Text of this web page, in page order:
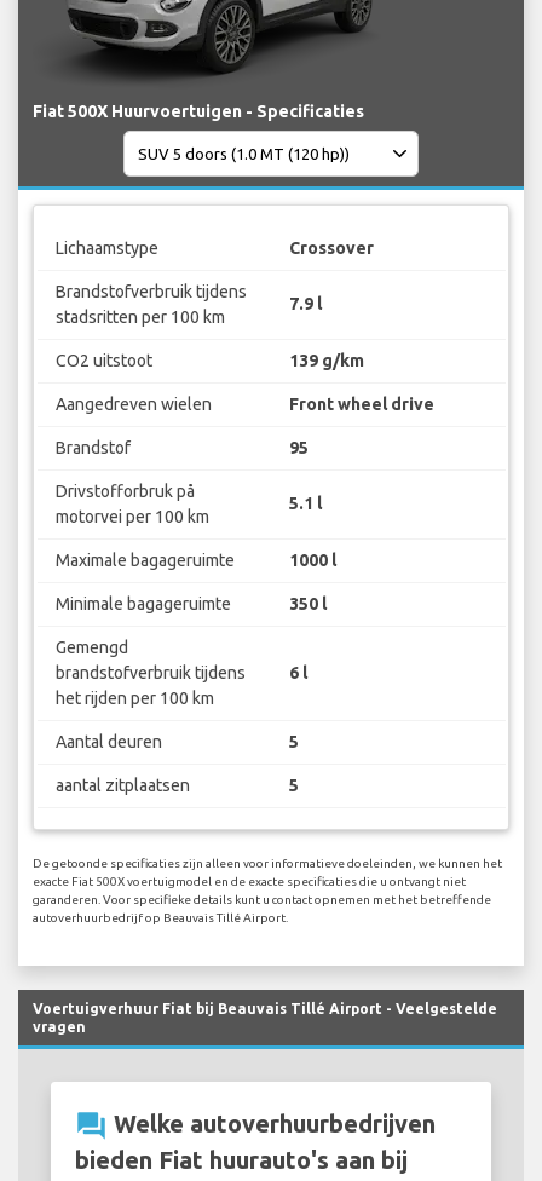
Fiat 500X Huurvoertuigen - Specificaties
Lichaamstype Crossover
Brandstofverbruik tijdens
stadsritten per 100 km
7.9 l
CO2 uitstoot 139 g/km
Aangedreven wielen Front wheel drive
Brandstof 95
Drivstofforbruk på
motorvei per 100 km
5.1 l
Maximale bagageruimte 1000 l
Minimale bagageruimte 350 l
Gemengd
brandstofverbruik tijdens
het rijden per 100 km
6 l
Aantal deuren 5
aantal zitplaatsen 5
De getoonde specificaties zijn alleen voor informatieve doeleinden, we kunnen het
exacte Fiat 500X voertuigmodel en de exacte specificaties die u ontvangt niet
garanderen. Voor specifieke details kunt u contact opnemen met het betreffende
autoverhuurbedrijf op Beauvais Tillé Airport.
Voertuigverhuur Fiat bij Beauvais Tillé Airport - Veelgestelde
vragen
question_answer Welke autoverhuurbedrijven
bieden Fiat huurauto's aan bij